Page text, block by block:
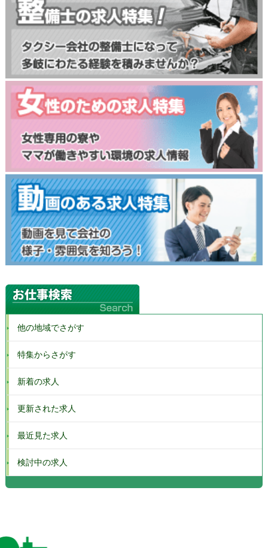
他の地域でさがす
特集からさがす
新着の求人
更新された求人
最近見た求人
検討中の求人